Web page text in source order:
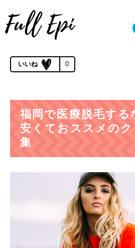
トップページ
福岡で
おススメのクリニック特集
0
福岡で医療脱毛する
安くておススメの
集